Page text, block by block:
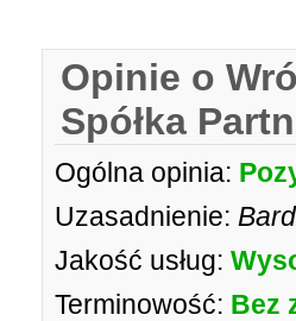
Opinie o
Spółka
Ogólna opinia:
Uzasadnienie:
Jakość usług:
Terminowość: Bez